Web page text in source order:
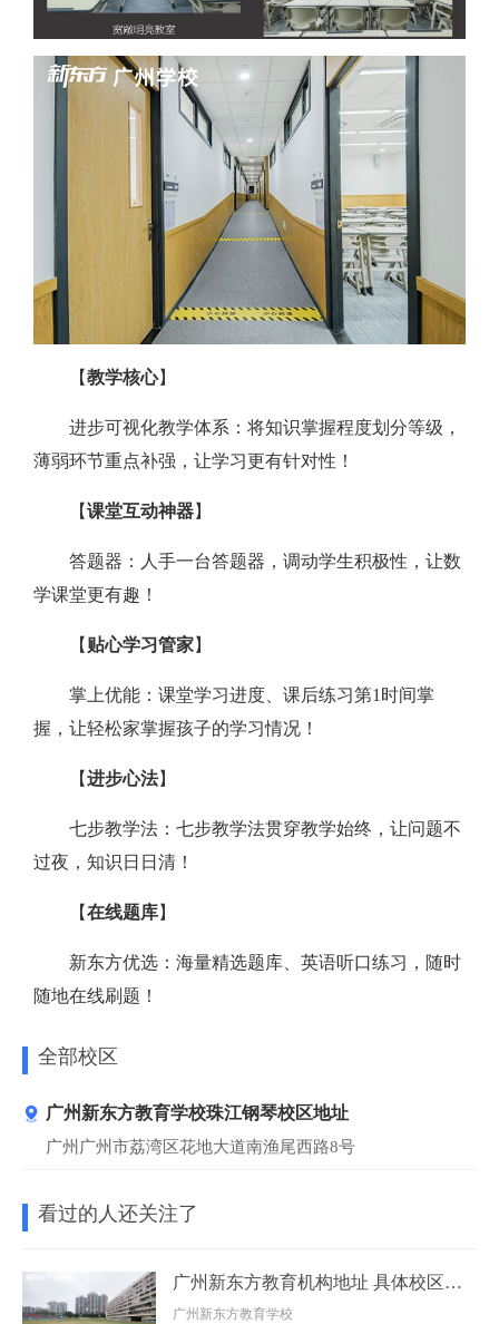
【教学核心】
进步可视化教学体系：将知识掌握程度划分等级，
薄弱环节重点补强，让学习更有针对性！
【课堂互动神器】
答题器：人手一台答题器，调动学生积极性，让数
学课堂更有趣！
【 贴心学习管家】
掌上优能：课堂学习进度、课后练习第1时间掌
握，让轻松家掌握孩子的学习情况！
【进步心法】
七步教学法：七步教学法贯穿教学始终，让问题不
过夜，知识日日清！
【在线题库】
新东方优选：海量精选题库、英语听口练习，随时
随地在线刷题！
全部校区
广州新东方教育学校珠江钢琴校区地址
广州广州市荔湾区花地大道南渔尾西路8号
看过的人还关注了
广州新东方教育机构地址 具体校区地址汇总更新一览
广州新东方教育学校